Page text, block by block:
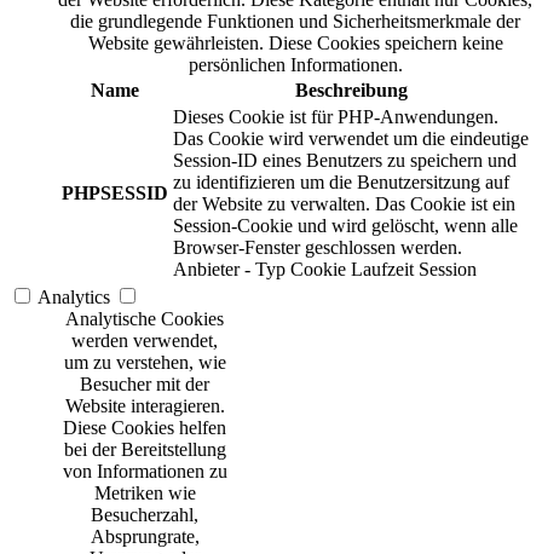
die grundlegende Funktionen und Sicherheitsmerkmale der
Website gewährleisten. Diese Cookies speichern keine
persönlichen Informationen.
Name
Beschreibung
PHPSESSID
Dieses Cookie ist für PHP-Anwendungen.
Das Cookie wird verwendet um die eindeutige
Session-ID eines Benutzers zu speichern und
zu identifizieren um die Benutzersitzung auf
der Website zu verwalten. Das Cookie ist ein
Session-Cookie und wird gelöscht, wenn alle
Browser-Fenster geschlossen werden.
Anbieter - Typ Cookie Laufzeit Session
Analytics
Analytische Cookies
werden verwendet,
um zu verstehen, wie
Besucher mit der
Website interagieren.
Diese Cookies helfen
bei der Bereitstellung
von Informationen zu
Metriken wie
Besucherzahl,
Absprungrate,